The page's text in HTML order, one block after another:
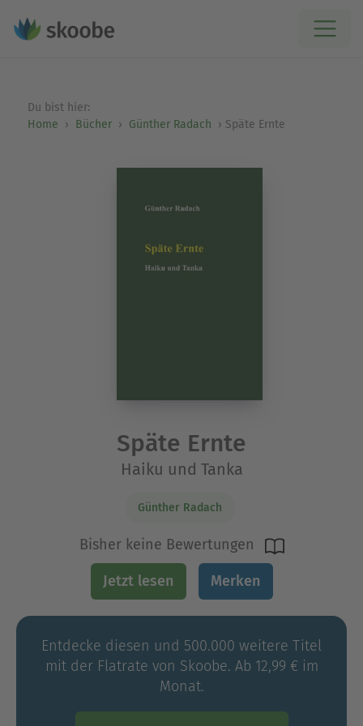
Du bist hier:
Home
Bücher Günther Radach Späte Ernte
Späte Ernte
Haiku und Tanka
Günther Radach
Bisher keine Bewertungen
Jetzt lesen Merken
Entdecke diesen und 500.000 weitere Titel
mit der Flatrate von Skoobe. Ab 12,99 € im
Monat.